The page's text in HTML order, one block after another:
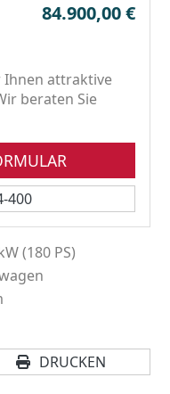
84.900,00 €
Ihnen attraktive
beraten Sie
400
(180 PS)
DRUCKEN